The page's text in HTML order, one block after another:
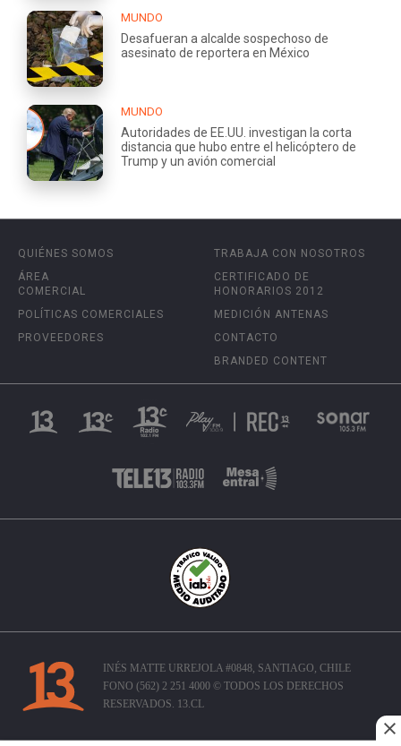
MUNDO
Desafueran a alcalde sospechoso de
asesinato de reportera en México
MUNDO
Autoridades de EE.UU. investigan la corta
distancia que hubo entre el helicóptero de
Trump y un avión comercial
QUIÉNES SOMOS
ÁREA
COMERCIAL
POLÍTICAS COMERCIALES
PROVEEDORES
TRABAJA CON NOSOTROS
CERTIFICADO DE
HONORARIOS 2012
MEDICIÓN ANTENAS
CONTACTO
BRANDED CONTENT
INÉS MATTE URREJOLA #0848, SANTIAGO, CHILE
FONO (562) 2 251 4000 © TODOS LOS DERECHOS
RESERVADOS. 13.CL